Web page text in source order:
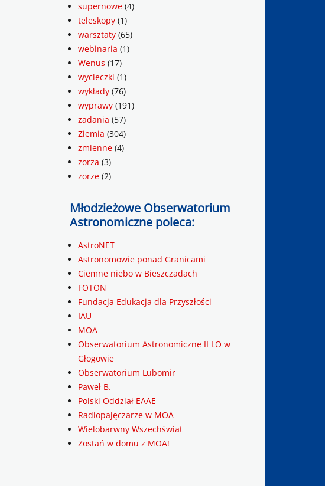
supernowe (4)
teleskopy (1)
warsztaty (65)
webinaria (1)
Wenus (17)
wycieczki (1)
wykłady (76)
wyprawy (191)
zadania (57)
Ziemia (304)
zmienne (4)
zorza (3)
zorze (2)
Młodzieżowe Obserwatorium
Astronomiczne poleca:
AstroNET
Astronomowie ponad Granicami
Ciemne niebo w Bieszczadach
FOTON
Fundacja Edukacja dla Przyszłości
IAU
MOA
Obserwatorium Astronomiczne II LO w
Głogowie
Obserwatorium Lubomir
Paweł B.
Polski Oddział EAAE
Radiopajęczarze w MOA
Wielobarwny Wszechświat
Zostań w domu z MOA!